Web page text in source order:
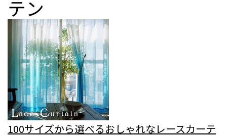
テン
100サイズから選べるおしゃれなレースカーテ